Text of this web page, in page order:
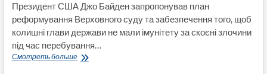
Президент США Джо Байден запропонував план
реформування Верховного суду та забезпечення того, щоб
колишні глави держави не мали імунітету за скоєні злочини
під час перебування…
Смотреть большеБайден